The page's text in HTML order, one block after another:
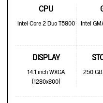
CPU
Intel Core 2 Duo T5800 Intel
DISPLAY
14.1 inch WXGA
(1280x800)
250